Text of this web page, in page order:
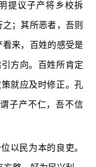
提议子产将乡校拆
；其所恶者，吾则
来，百姓的感受是
方向。百姓所肯定
就应及时修正。孔
子产不仁，吾不信
以民为本的良吏。